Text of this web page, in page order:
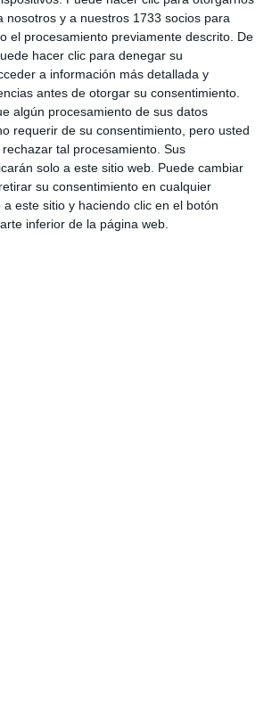
nosotros y a nuestros 1733 socios para
el procesamiento previamente descrito. De
hacer clic para denegar su
a información más detallada y
antes de otorgar su consentimiento.
algún procesamiento de sus datos
requerir de su consentimiento, pero usted
tal procesamiento. Sus
solo a este sitio web. Puede cambiar
su consentimiento en cualquier
este sitio y haciendo clic en el botón
inferior de la página web.
desde el siguiente enlace:
?a=30022
ARTE FOTOGRAFÍA